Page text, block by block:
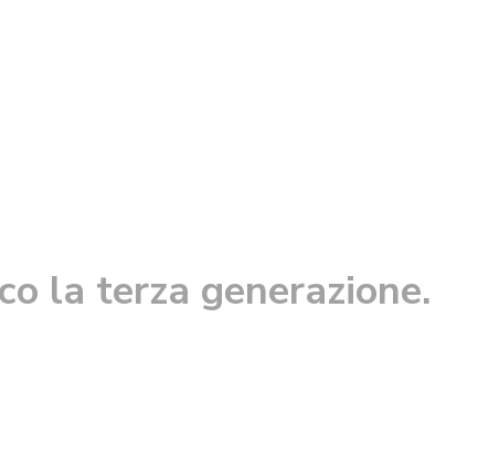
la terza generazione.